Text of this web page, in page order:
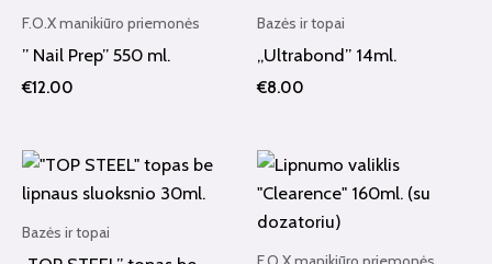
F.O.X manikiūro priemonės
” Nail Prep” 550 ml.
€12.00
Bazės ir topai
„Ultrabond” 14ml.
€8.00
Bazės ir topai
F.O.X manikiūro priemonės